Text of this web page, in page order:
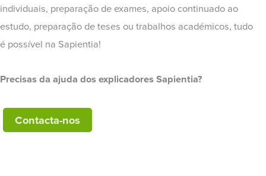
individuais, preparação de exames, apoio continuado ao
estudo, preparação de teses ou trabalhos académicos, tudo
é possível na Sapientia!
Precisas da ajuda dos explicadores Sapientia?
Contacta-nos